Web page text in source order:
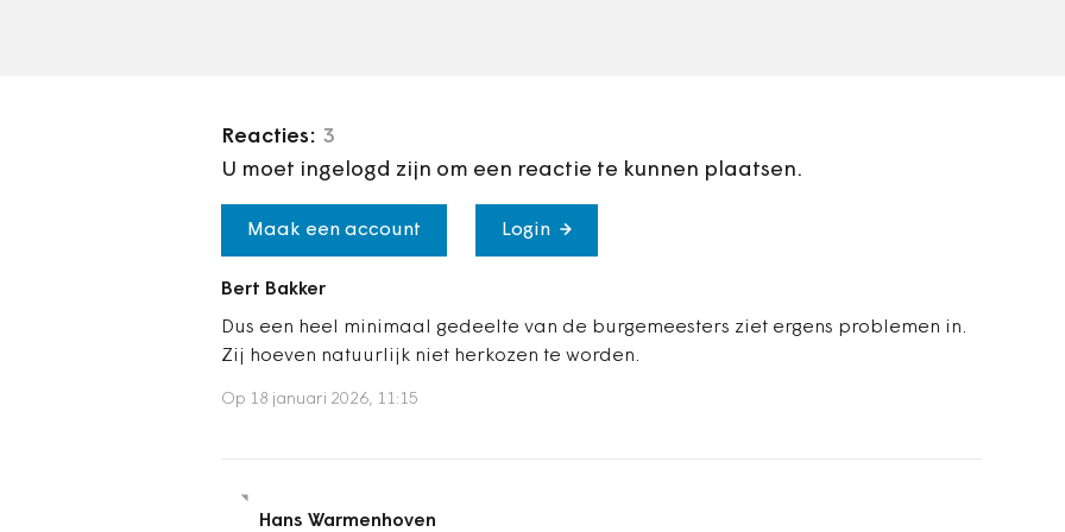
Reacties: 3
U moet ingelogd zijn om een reactie te kunnen plaatsen.
Maak een account Login
Bert Bakker
Dus een heel minimaal gedeelte van de burgemeesters ziet ergens problemen in.
Zij hoeven natuurlijk niet herkozen te worden.
Op 18 januari 2026, 11:15
Hans Warmenhoven